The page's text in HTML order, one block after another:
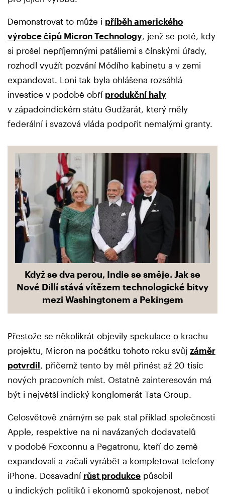
Demonstrovat to může i příběh amerického
výrobce čipů Micron Technology , jenž se poté, kdy
si prošel nepříjemnými patáliemi s čínskými úřady,
rozhodl využít pozvání Módího kabinetu a v zemi
expandovat. Loni tak byla ohlášena rozsáhlá
investice v podobě obří produkční haly
v západoindickém státu Gudžarát, který měly
federální i svazová vláda podpořit nemalými granty.
Když se dva perou, Indie se směje. Jak se
Nové Dillí stává vítězem technologické bitvy
mezi Washingtonem a Pekingem
Přestože se několikrát objevily spekulace o krachu
projektu, Micron na počátku tohoto roku svůj záměr
potvrdil, přičemž tento by měl přinést až 20 tisíc
nových pracovních míst. Ostatně zainteresován má
být i největší indický konglomerát Tata Group.
Celosvětově známým se pak stal příklad společnosti
Apple, respektive na ni navázaných dodavatelů
v podobě Foxconnu a Pegatronu, kteří do země
expandovali a začali vyrábět a kompletovat telefony
iPhone. Dosavadní růst produkce působil
u indických politiků i ekonomů spokojenost, neboť